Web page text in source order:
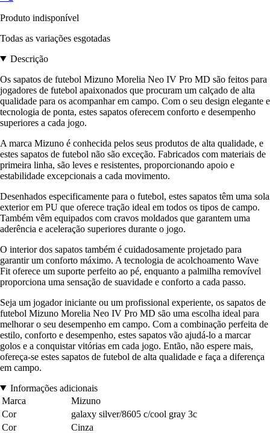
Produto indisponível
Todas as variações esgotadas
Descrição
Os sapatos de futebol Mizuno Morelia Neo IV Pro MD são feitos para
jogadores de futebol apaixonados que procuram um calçado de alta
qualidade para os acompanhar em campo. Com o seu design elegante e
tecnologia de ponta, estes sapatos oferecem conforto e desempenho
superiores a cada jogo.
A marca Mizuno é conhecida pelos seus produtos de alta qualidade, e
estes sapatos de futebol não são exceção. Fabricados com materiais de
primeira linha, são leves e resistentes, proporcionando apoio e
estabilidade excepcionais a cada movimento.
Desenhados especificamente para o futebol, estes sapatos têm uma sola
exterior em PU que oferece tração ideal em todos os tipos de campo.
Também vêm equipados com cravos moldados que garantem uma
aderência e aceleração superiores durante o jogo.
O interior dos sapatos também é cuidadosamente projetado para
garantir um conforto máximo. A tecnologia de acolchoamento Wave
Fit oferece um suporte perfeito ao pé, enquanto a palmilha removível
proporciona uma sensação de suavidade e conforto a cada passo.
Seja um jogador iniciante ou um profissional experiente, os sapatos de
futebol Mizuno Morelia Neo IV Pro MD são uma escolha ideal para
melhorar o seu desempenho em campo. Com a combinação perfeita de
estilo, conforto e desempenho, estes sapatos vão ajudá-lo a marcar
golos e a conquistar vitórias em cada jogo. Então, não espere mais,
ofereça-se estes sapatos de futebol de alta qualidade e faça a diferença
em campo.
Informações adicionais
Marca
Mizuno
Cor
galaxy silver/8605 c/cool gray 3c
Cor
Cinza